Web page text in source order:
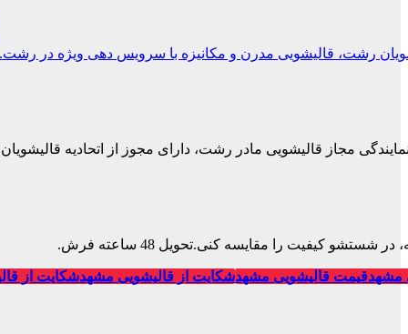
رشت، قالیشویی مدرن و مکانیزه با سرویس دهی ویژه در رشت.
مجاز قالیشویی مادر رشت، دارای مجوز از اتحادیه
کیفیت را مقایسه کنی.تحویل 48 ساعته فرش.
مشهدقیمت قالیشویی مشهدشکایت از قالیشویی مشهدشکایت از